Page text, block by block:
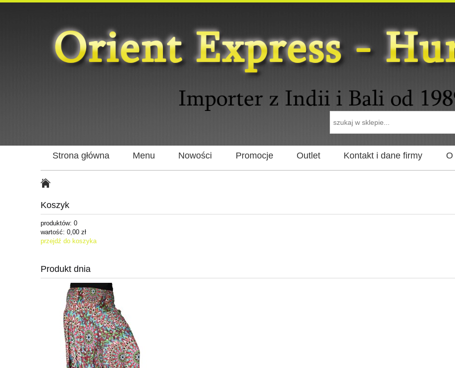
Strona główna Menu Nowości Promocje Outlet Kontakt i dane firmy
Koszyk
produktów: 0
wartość: 0,00 zł
przejdź do koszyka
Produkt dnia